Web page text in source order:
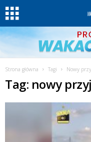
Strona główna Tagi Nowy
Tag: nowy